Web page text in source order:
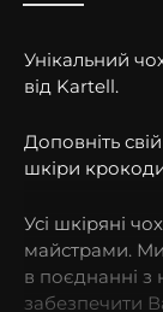
Унікальний
від Kartell.
Доповніть
шкіри
Усі шкіряні
майстрами.
в поєднанні
забезпечити